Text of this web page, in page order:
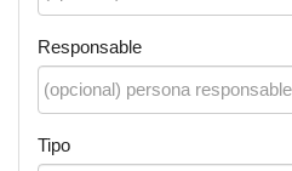
Responsable
Tipo